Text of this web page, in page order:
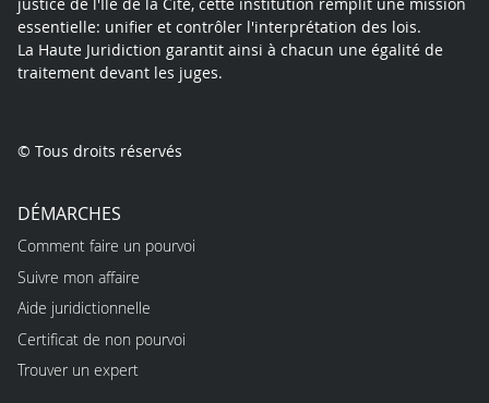
essentielle: unifier et contrôler l'interprétation des lois.
La Haute Juridiction garantit ainsi à chacun une égalité de
traitement devant les juges.
© Tous droits réservés
DÉMARCHES
Comment faire un pourvoi
Suivre mon affaire
Aide juridictionnelle
Certificat de non pourvoi
Trouver un expert